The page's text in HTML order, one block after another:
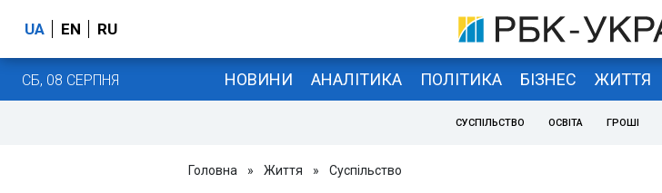
UA EN RU
СБ, 08 СЕРПНЯ НОВИНИ АНАЛІТИКА ПОЛІТИКА БІЗНЕС ЖИТТЯ
СУСПІЛЬСТВО ОСВІТА ГРОШІ
Головна » Життя » Суспільство